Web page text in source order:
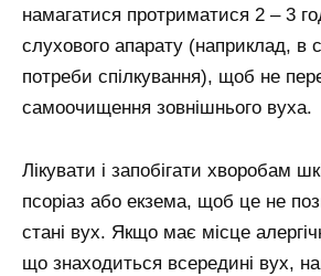
намагатися протриматися 2 – 3
слухового апарату (наприклад, в
потреби спілкування), щоб не
самоочищення зовнішнього вуха.
Лікувати і запобігати хворобам
псоріаз або екзема, щоб це не
стані вух. Якщо має місце
що знаходиться всередині вух,